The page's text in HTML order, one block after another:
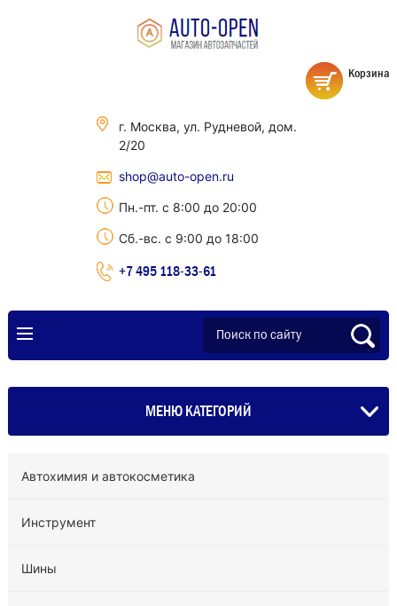
г. Москва, ул. Рудневой, дом.
2/20
shop@auto-open.ru
Пн.-пт. с 8:00 до 20:00
Сб.-вс. с 9:00 до 18:00
+7 495 118-33-61
Корзина
МЕНЮ КАТЕГОРИЙ
Автохимия и автокосметика
Инструмент
Шины